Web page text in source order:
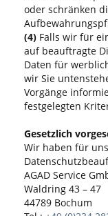
oder schränken
(4) Falls wir für
auf beauftragte
Daten für
wir Sie
Vorgänge
festgelegten
Gesetzlich
Wir haben für
AGAD Service
Waldring 43 – 47
44789 Bochum